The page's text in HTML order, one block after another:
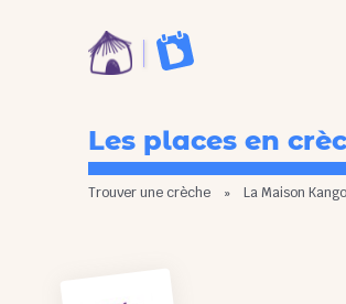
Les places en
Trouver une crèche » La Maison